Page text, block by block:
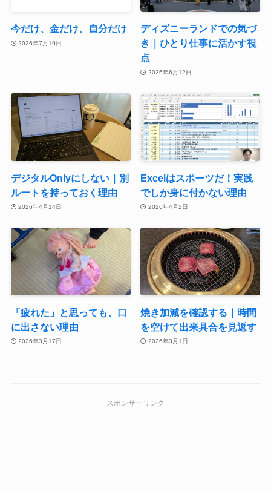
今だけ、金だけ、自分だけ
2026年7月19日
ディズニーランドでの気づ
き｜ひとり仕事に活かす視
点
2026年6月12日
デジタルOnlyにしない｜別
ルートを持っておく理由
2026年4月14日
Excelはスポーツだ！実践
でしか身に付かない理由
2026年4月2日
「疲れた」と思っても、口
に出さない理由
2026年3月17日
焼き加減を確認する｜時間
を空けて出来具合を見返す
2026年3月1日
スポンサーリンク